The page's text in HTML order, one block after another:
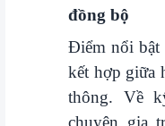
đồng bộ
Điểm nổi bật
kết hợp giữa
thông. Về
chuyên gia